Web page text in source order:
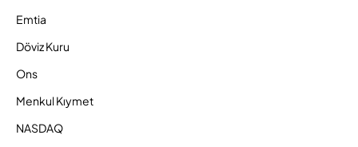
Emtia
Döviz Kuru
Ons
Menkul Kıymet
NASDAQ